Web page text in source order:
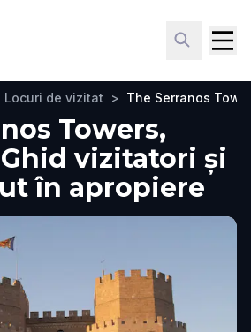
Locuri de vizitat > The Serranos
Towers,
vizitatori și
în apropiere